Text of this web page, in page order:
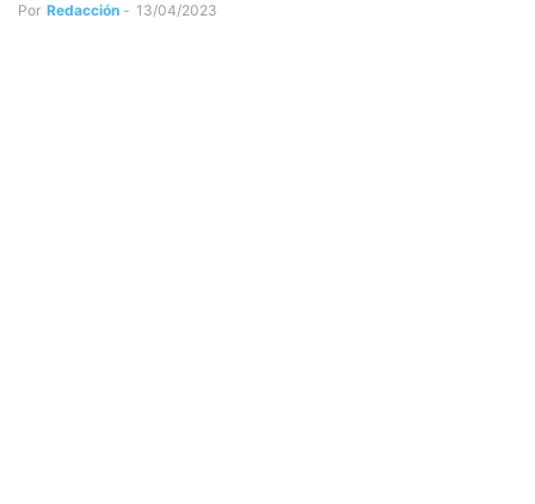
Por Redacción - 13/04/2023